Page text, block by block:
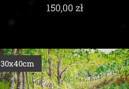
150,00zł
30x40cm